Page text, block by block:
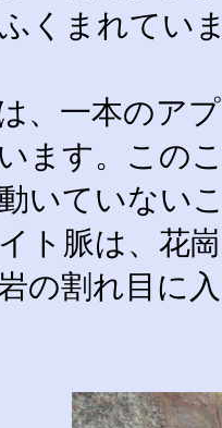
くまれてい
、一本のア
ます。この
いていない
ト脈は、花
の割れ目に